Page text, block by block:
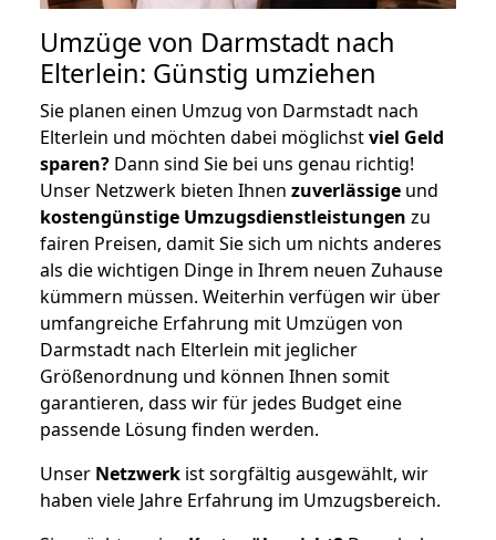
Umzüge von Darmstadt nach
Elterlein: Günstig umziehen
Sie planen einen Umzug von Darmstadt nach
Elterlein und möchten dabei möglichstviel Geld
sparen? Dann sind Sie bei uns genau richtig!
Unser Netzwerk bieten Ihnen zuverlässige und
kostengünstige Umzugsdienstleistungen zu
fairen Preisen, damit Sie sich um nichts anderes
als die wichtigen Dinge in Ihrem neuen Zuhause
kümmern müssen. Weiterhin verfügen wir über
umfangreiche Erfahrung mit Umzügen von
Darmstadt nach Elterlein mit jeglicher
Größenordnung und können Ihnen somit
garantieren, dass wir für jedes Budget eine
passende Lösung finden werden.
Unser Netzwerk ist sorgfältig ausgewählt, wir
haben viele Jahre Erfahrung im Umzugsbereich.